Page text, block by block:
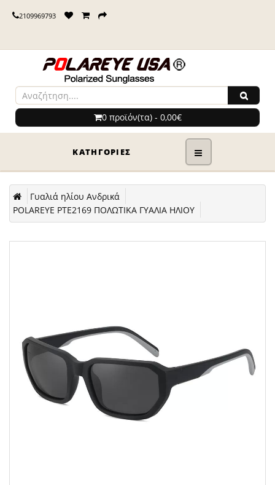
2109969793
0 προϊόν(τα) - 0,00€
ΚΑΤΗΓΟΡΊΕΣ
Γυαλιά ηλίου Ανδρικά
POLAREYE PTE2169 ΠΟΛΩΤΙΚΑ ΓΥΑΛΙΑ ΗΛΙΟΥ